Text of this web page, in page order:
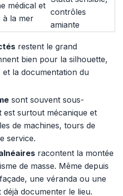
médical et
à la mer
contrôles
amiante
restent le grand
bien pour la silhouette,
et la documentation du
sont souvent sous-
est surtout mécanique et
de machines, tours de
service.
racontent la montée
de masse. Même depuis
une véranda ou une
documenter le lieu.